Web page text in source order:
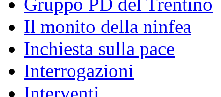
Il monito della ninfea
Inchiesta sulla pace
Interrogazioni